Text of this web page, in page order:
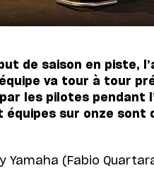
de saison en piste,
va tour à tour
les pilotes pendant
équipes sur onze sont
Yamaha (Fabio